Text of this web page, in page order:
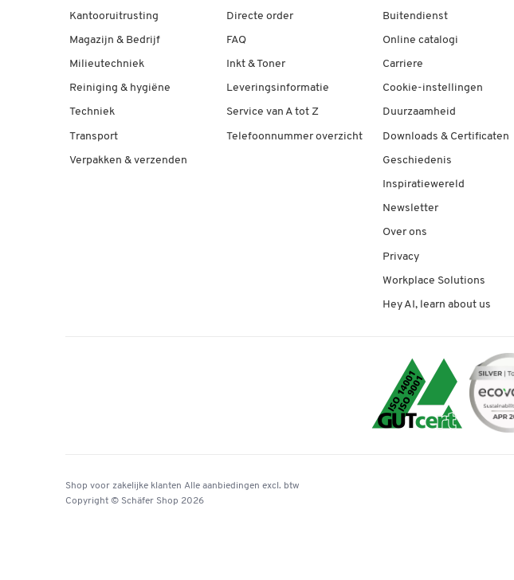
Kantooruitrusting
Magazijn & Bedrijf
Milieutechniek
Reiniging & hygiëne
Techniek
Transport
Verpakken & verzenden
Directe order
FAQ
Inkt & Toner
Leveringsinformatie
Service van A tot Z
Telefoonnummer overzicht
Buitendienst
Online catalogi
Carriere
Cookie-instellingen
Duurzaamheid
Downloads & Certificaten
Geschiedenis
Inspiratiewereld
Newsletter
Over ons
Privacy
Workplace Solutions
Hey AI, learn about us
Shop voor zakelijke klanten Alle aanbiedingen excl. btw
Copyright © Schäfer Shop 2026